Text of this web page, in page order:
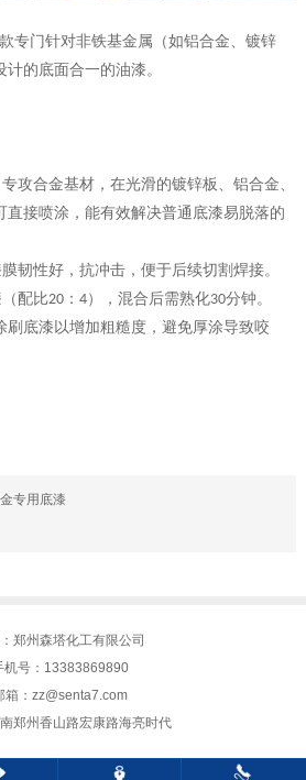
专门针对非铁基金属（如铝合金、镀锌
计的底面合一的油漆。
攻合金基材，在光滑的镀锌板、铝合金、
直接喷涂，能有效解决普通底漆易脱落的
韧性好，抗冲击，便于后续切割焊接。
配比20： 4），混合后需熟化30分钟。
刷底漆以增加粗糙度，避免厚涂导致咬
专用底漆
郑州森塔化工有限公司
机号：13383869890
箱：zz@senta7.com
郑州香山路宏康路海亮时代